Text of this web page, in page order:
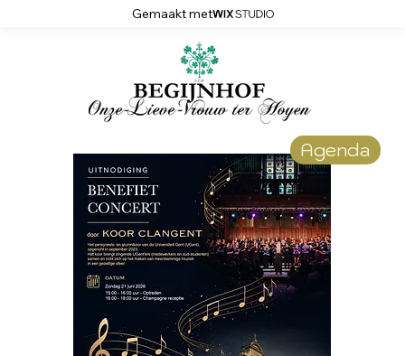
Gemaakt met
Agenda